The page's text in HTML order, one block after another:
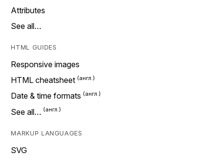
Attributes
See all…
HTML GUIDES
Responsive images
HTML cheatsheet
Date & time formats
See all…
MARKUP LANGUAGES
SVG